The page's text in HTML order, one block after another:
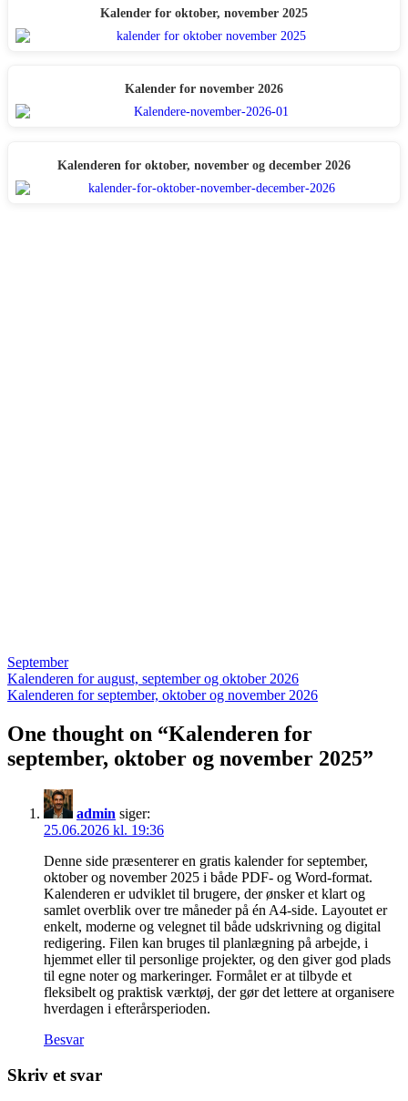
Kalender for oktober, november 2025
Kalender for november 2026
Kalenderen for oktober, november og december 2026
September
Indlægsnavigation
Kalenderen for august, september og oktober 2026
Kalenderen for september, oktober og november 2026
One thought on “Kalenderen for
september, oktober og november 2025”
admin siger:
25.06.2026 kl. 19:36
Denne side præsenterer en gratis kalender for september,
oktober og november 2025 i både PDF‑ og Word‑format.
Kalenderen er udviklet til brugere, der ønsker et klart og
samlet overblik over tre måneder på én A4‑side. Layoutet er
enkelt, moderne og velegnet til både udskrivning og digital
redigering. Filen kan bruges til planlægning på arbejde, i
hjemmet eller til personlige projekter, og den giver god plads
til egne noter og markeringer. Formålet er at tilbyde et
fleksibelt og praktisk værktøj, der gør det lettere at organisere
hverdagen i efterårsperioden.
Besvar
Skriv et svar